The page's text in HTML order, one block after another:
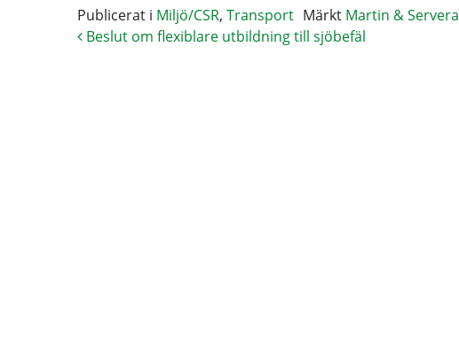
Publicerat i Miljö/CSR, Transport Märkt Martin & Servera
Beslut om flexiblare utbildning till sjöbefäl